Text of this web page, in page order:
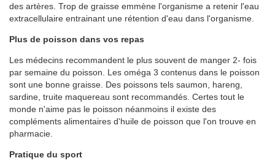
des artères. Trop de graisse emmène l'organisme a retenir l'eau
extracellulaire entrainant une rétention d'eau dans l'organisme.
Plus de poisson dans vos repas
Les médecins recommandent le plus souvent de manger 2- fois
par semaine du poisson. Les oméga 3 contenus dans le poisson
sont une bonne graisse. Des poissons tels saumon, hareng,
sardine, truite maquereau sont recommandés. Certes tout le
monde n'aime pas le poisson néanmoins il existe des
compléments alimentaires d'huile de poisson que l'on trouve en
pharmacie.
Pratique du sport